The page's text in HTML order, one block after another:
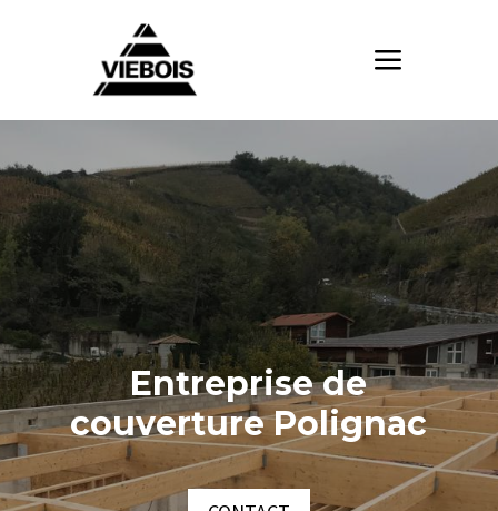
Entreprise de
couverture Polignac